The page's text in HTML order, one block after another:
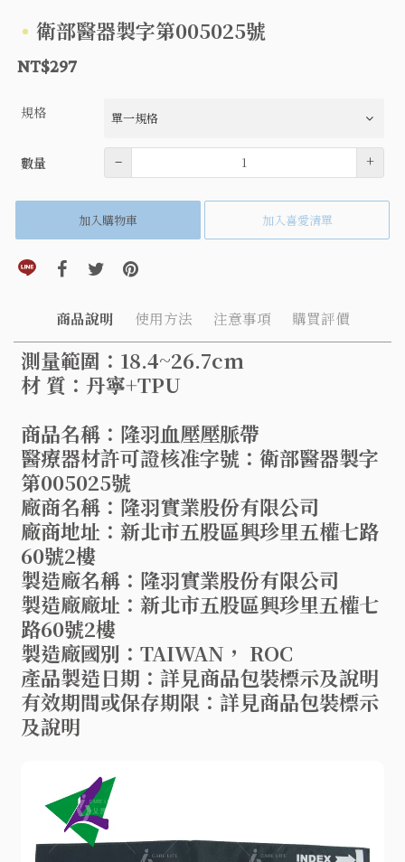
衛部醫器製字第005025號
NT$297
規格
數量 數量– +
加入購物車 加入喜愛清單
分享到line(另開視窗)
分享到facebook(另開視窗)
分享到twitter(另開視窗)
分享到pinterest(另開視窗)
商品說明 使用方法 注意事項 購買評價
測量範圍：18.4~26.7cm
材 質：丹寧+TPU
商品名稱：隆羽血壓壓脈帶
醫療器材許可證核准字號：衛部醫器製字
第005025號
廠商名稱：隆羽實業股份有限公司
廠商地址：新北市五股區興珍里五權七路
60號2樓
製造廠名稱：隆羽實業股份有限公司
製造廠廠址：新北市五股區興珍里五權七
路60號2樓
製造廠國別：TAIWAN， ROC
產品製造日期：詳見商品包裝標示及說明
有效期間或保存期限：詳見商品包裝標示
及說明